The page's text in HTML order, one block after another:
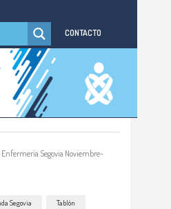
CONTACTO
Segovia Noviembre-
Segovia Tablón